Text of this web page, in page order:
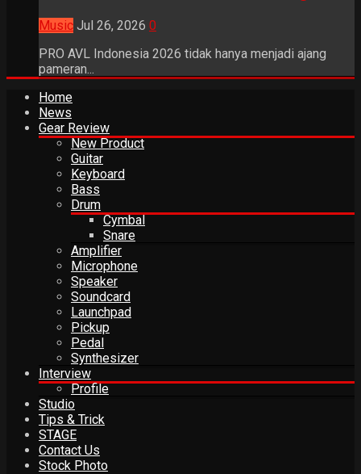
Music Jul 26, 2026 0
PRO AVL Indonesia 2026 tidak hanya menjadi ajang
pameran...
Home
News
Gear Review
New Product
Guitar
Keyboard
Bass
Drum
Cymbal
Snare
Amplifier
Microphone
Speaker
Soundcard
Launchpad
Pickup
Pedal
Synthesizer
Interview
Profile
Studio
Tips & Trick
STAGE
Contact Us
Stock Photo